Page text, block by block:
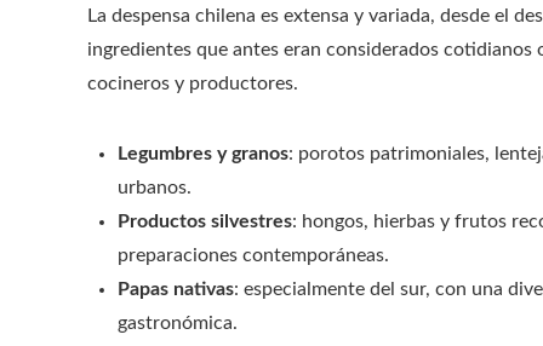
La despensa chilena es extensa y variada, desde el
ingredientes que antes eran considerados
cocineros y productores.
Legumbres y granos: porotos patrimoniales,
urbanos.
Productos silvestres: hongos, hierbas y frutos
preparaciones contemporáneas.
Papas nativas: especialmente del sur, con una
gastronómica.